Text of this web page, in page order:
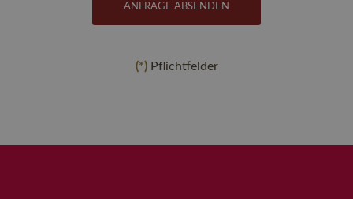
ANFRAGE ABSENDEN
(*)Pflichtfelder